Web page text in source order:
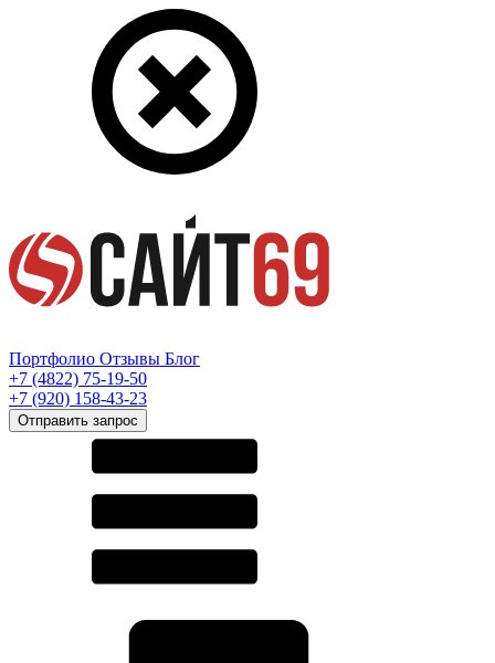
Портфолио Отзывы Блог
+7 (4822) 75-19-50
+7 (920) 158-43-23
Отправить запрос